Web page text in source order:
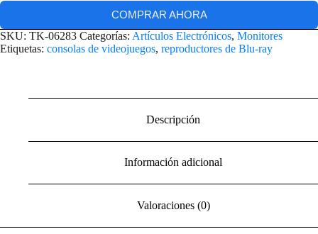
COMPRAR AHORA
SKU: TK-06283 Categorías: Artículos Electrónicos, Monitores
Etiquetas: consolas de videojuegos, reproductores de Blu-ray
Descripción
Información adicional
Valoraciones (0)